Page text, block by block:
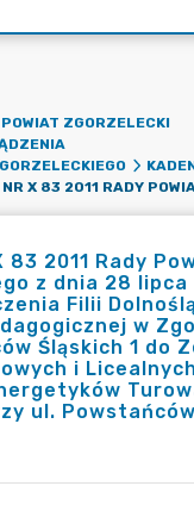
POWIAT ZGORZELECKI
83 2011 Rady
z dnia 28 lipca
Filii
w
Śląskich 1 do
i
ul.